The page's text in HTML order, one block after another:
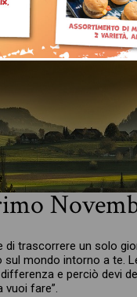
di trascorrere un solo
sul mondo intorno a te.
e perciò devi
fare”.